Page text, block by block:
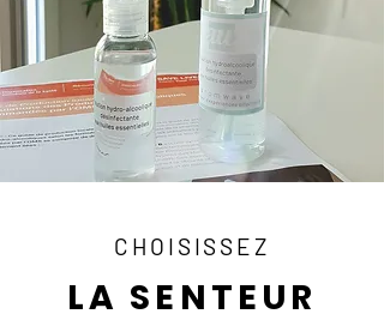
CHOISISSEZ
LA SENTEUR